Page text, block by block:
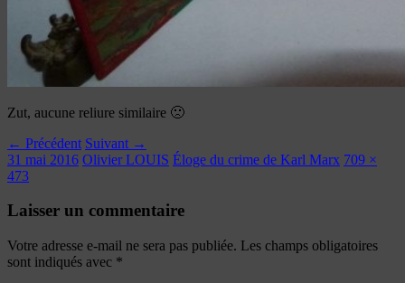
Zut, aucune reliure similaire 🙁
← Précédent Suivant →
31 mai 2016 Olivier LOUIS Éloge du crime de Karl Marx 709 ×
473
Laisser un commentaire
Votre adresse e-mail ne sera pas publiée. Les champs obligatoires
sont indiqués avec *